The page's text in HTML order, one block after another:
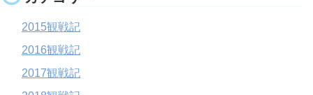
2015観戦記
2016観戦記
2017観戦記